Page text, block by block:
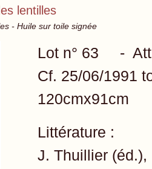
lentilles
- Huile sur toile signée
Lot n° 63 -
Cf. 25/06/1991
120cmx91cm
Littérature :
J. Thuillier